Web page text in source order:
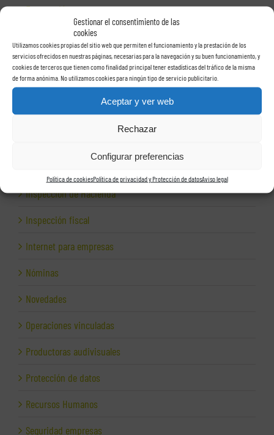
Gestionar el consentimiento de las
cookies
Utilizamos cookies propias del sitio web que permiten el funcionamiento y la prestación de los
servicios ofrecidos en nuestras páginas, necesarias para la navegación y su buen funcionamiento, y
cookies de terceros que tienen como finalidad principal tener estadísticas del tráfico de la misma
de forma anónima. No utilizamos cookies para ningún tipo de servicio publicitario.
Aceptar y ver web
Rechazar
Configurar preferencias
Política de cookiesPolítica de privacidad y Protección de datosAviso legal
Exportación
Grupos de sociedades
Hacienda
Herencias
Inspección de Hacienda
Inspección fiscal
Internet para empresas
Nóminas
Novedades
Operaciones vinculadas
Productoras audivisuales
Protección de datos
Recursos Humanos
Seguridad empresas